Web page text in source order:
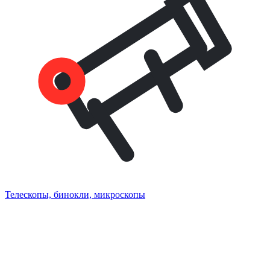
Телескопы, бинокли, микроскопы